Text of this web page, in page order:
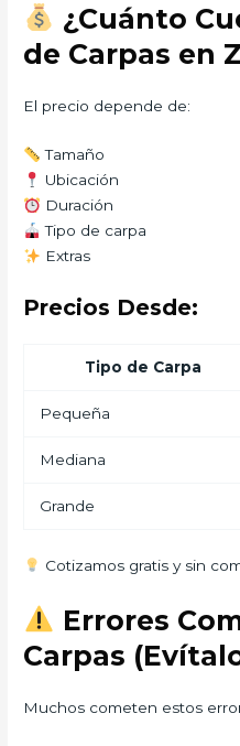
¿Cuánto
de Carpas en
El precio depende de:
Tamaño
Ubicación
Duración
Tipo de carpa
Extras
Precios Desde:
Tipo de Carpa
Pequeña
Mediana
Grande
Cotizamos gratis y sin
Errores
Carpas
Muchos cometen estos